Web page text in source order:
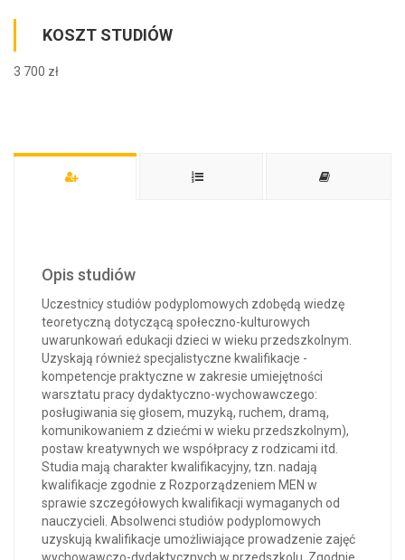
KOSZT STUDIÓW
3 700 zł
Opis studiów
Uczestnicy studiów podyplomowych zdobędą wiedzę
teoretyczną dotyczącą społeczno-kulturowych
uwarunkowań edukacji dzieci w wieku przedszkolnym.
Uzyskają również specjalistyczne kwalifikacje -
kompetencje praktyczne w zakresie umiejętności
warsztatu pracy dydaktyczno-wychowawczego:
posługiwania się głosem, muzyką, ruchem, dramą,
komunikowaniem z dziećmi w wieku przedszkolnym),
postaw kreatywnych we współpracy z rodzicami itd.
Studia mają charakter kwalifikacyjny, tzn. nadają
kwalifikacje zgodnie z Rozporządzeniem MEN w
sprawie szczegółowych kwalifikacji wymaganych od
nauczycieli. Absolwenci studiów podyplomowych
uzyskują kwalifikacje umożliwiające prowadzenie zajęć